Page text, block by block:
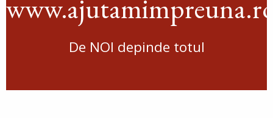
De NOI depinde totul